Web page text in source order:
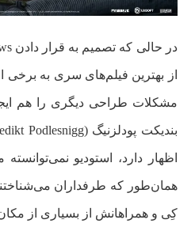
از بهترین فیلم‌های سری به برخی
مشکلات طراحی دیگری را هم
اظهار دارد، استودیو
همان‌طور که طرفداران
کِی و همراهانش از بسیاری از